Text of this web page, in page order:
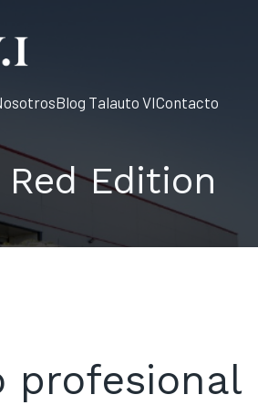
Blog Talauto VIContacto
Edition
profesional